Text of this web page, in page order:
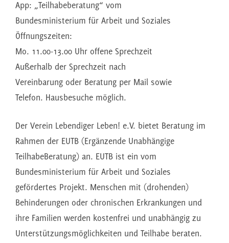
App: „Teilhabeberatung“ vom
Bundesministerium für Arbeit und Soziales
Öffnungszeiten:
Mo. 11.00-13.00 Uhr offene Sprechzeit
Außerhalb der Sprechzeit nach
Vereinbarung oder Beratung per Mail sowie
Telefon. Hausbesuche möglich.
Der Verein Lebendiger Leben! e.V. bietet Beratung im
Rahmen der EUTB (Ergänzende Unabhängige
TeilhabeBeratung) an. EUTB ist ein vom
Bundesministerium für Arbeit und Soziales
gefördertes Projekt. Menschen mit (drohenden)
Behinderungen oder chronischen Erkrankungen und
ihre Familien werden kostenfrei und unabhängig zu
Unterstützungsmöglichkeiten und Teilhabe beraten.